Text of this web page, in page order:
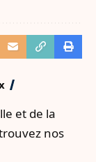
et de la
nos